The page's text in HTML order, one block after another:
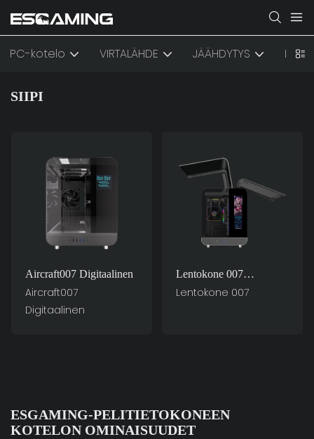
PC-kotelo VIRTALÄHDE JÄÄHDYTYS
SIIPI
Aircraft007 Digitaalinen
Aircraft007
Digitaalinen
Lentokone 007
Tietokonekoteloiden
Lentokone 007
ESGAMING-PELITIETOKONEEN
KOTELON OMINAISUUDET